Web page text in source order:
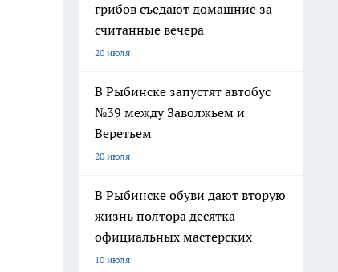
грибов съедают домашние за
считанные вечера
20 июля
В Рыбинске запустят автобус
№39 между Заволжьем и
Веретьем
20 июля
В Рыбинске обуви дают вторую
жизнь полтора десятка
официальных мастерских
10 июля